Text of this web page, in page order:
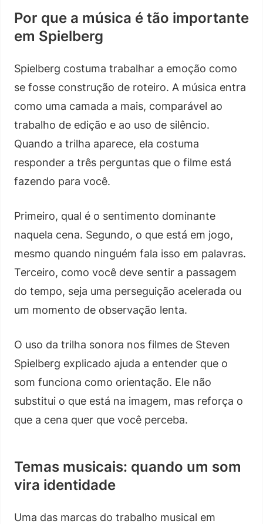
Por que a música é tão importante
em Spielberg
Spielberg costuma trabalhar a emoção como
se fosse construção de roteiro. A música entra
como uma camada a mais, comparável ao
trabalho de edição e ao uso de silêncio.
Quando a trilha aparece, ela costuma
responder a três perguntas que o filme está
fazendo para você.
Primeiro, qual é o sentimento dominante
naquela cena. Segundo, o que está em jogo,
mesmo quando ninguém fala isso em palavras.
Terceiro, como você deve sentir a passagem
do tempo, seja uma perseguição acelerada ou
um momento de observação lenta.
O uso da trilha sonora nos filmes de Steven
Spielberg explicado ajuda a entender que o
som funciona como orientação. Ele não
substitui o que está na imagem, mas reforça o
que a cena quer que você perceba.
Temas musicais: quando um som
vira identidade
Uma das marcas do trabalho musical em